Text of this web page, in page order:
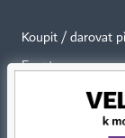
Koupit / darovat
Eventy
Newslettery